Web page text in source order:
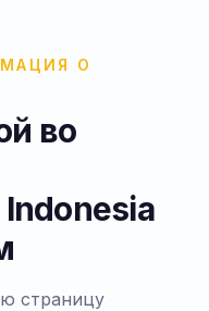
О
во
Indonesia
страницу